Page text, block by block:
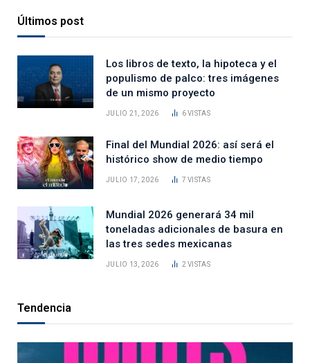
Últimos post
Los libros de texto, la hipoteca y el
populismo de palco: tres imágenes
de un mismo proyecto
JULIO 21, 2026 6VISTAS
Final del Mundial 2026: así será el
histórico show de medio tiempo
JULIO 17, 2026 7VISTAS
Mundial 2026 generará 34 mil
toneladas adicionales de basura en
las tres sedes mexicanas
JULIO 13, 2026 2VISTAS
Tendencia